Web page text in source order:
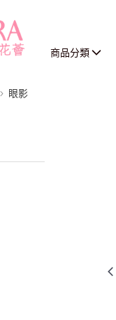
商品分類
眼影